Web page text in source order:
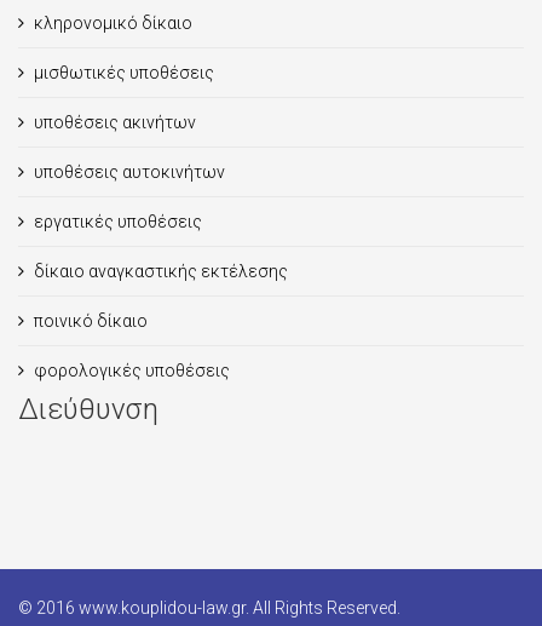
κληρονομικό δίκαιο
μισθωτικές υποθέσεις
υποθέσεις ακινήτων
υποθέσεις αυτοκινήτων
εργατικές υποθέσεις
δίκαιο αναγκαστικής εκτέλεσης
ποινικό δίκαιο
φορολογικές υποθέσεις
Διεύθυνση
© 2016 www.kouplidou-law.gr. All Rights Reserved.